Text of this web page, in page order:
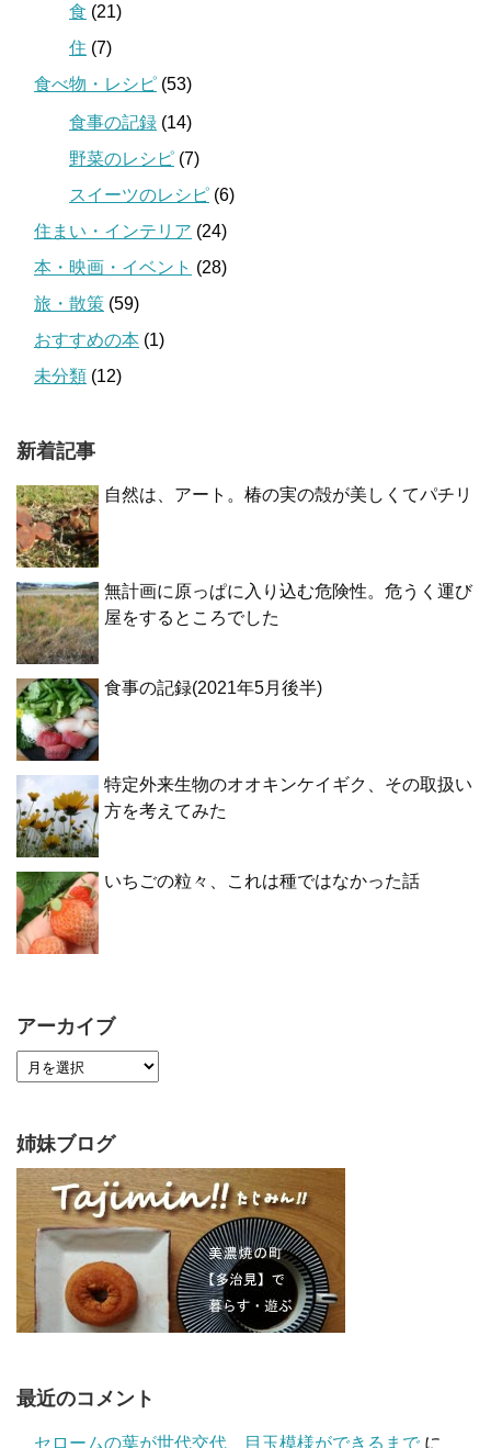
食 (21)
住 (7)
食べ物・レシピ (53)
食事の記録 (14)
野菜のレシピ (7)
スイーツのレシピ (6)
住まい・インテリア (24)
本・映画・イベント (28)
旅・散策 (59)
おすすめの本 (1)
未分類 (12)
新着記事
自然は、アート。椿の実の殻が美しくてパチリ
無計画に原っぱに入り込む危険性。危うく運び
屋をするところでした
食事の記録(2021年5月後半)
特定外来生物のオオキンケイギク、その取扱い
方を考えてみた
いちごの粒々、これは種ではなかった話
アーカイブ
姉妹ブログ
最近のコメント
セロームの葉が世代交代、目玉模様ができるまで に